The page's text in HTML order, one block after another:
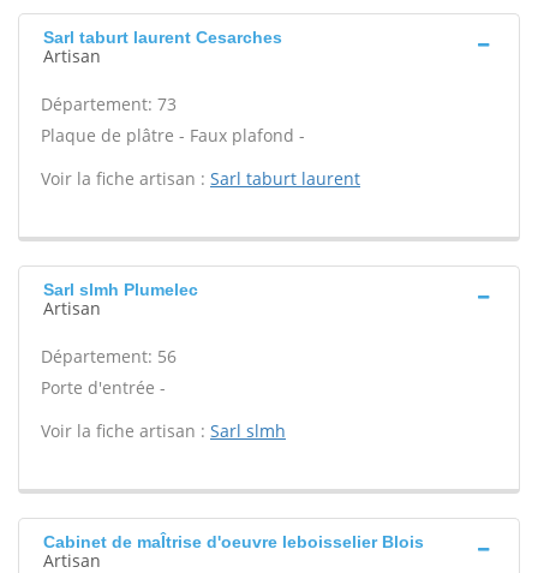
Sarl taburt laurent Cesarches
Artisan
Département: 73
Plaque de plâtre - Faux plafond -
Voir la fiche artisan : Sarl taburt laurent
Sarl slmh Plumelec
Artisan
Département: 56
Porte d'entrée -
Voir la fiche artisan : Sarl slmh
Cabinet de maÎtrise d'oeuvre leboisselier Blois
Artisan